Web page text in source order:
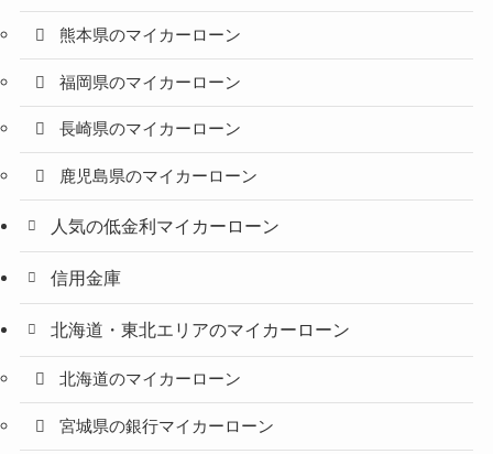
熊本県のマイカーローン
福岡県のマイカーローン
長崎県のマイカーローン
鹿児島県のマイカーローン
人気の低金利マイカーローン
信用金庫
北海道・東北エリアのマイカーローン
北海道のマイカーローン
宮城県の銀行マイカーローン